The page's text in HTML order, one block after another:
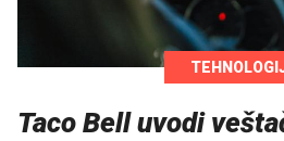
Taco Bell uvodi